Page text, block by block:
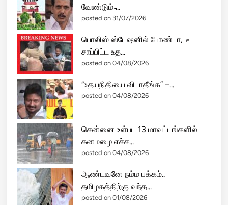
வேண்டும் ̵...
posted on 31/07/2026
பொலிஸ் ஸ்டேஷனில் போண்டா, டீ
சாப்பிட்ட உத...
posted on 04/08/2026
“உதயநிதியை விடாதீங்க” –...
posted on 04/08/2026
சென்னை உள்பட 13 மாவட்டங்களில்
கனமழை எச்ச...
posted on 04/08/2026
ஆண்டவனே நம்ம பக்கம்..
தமிழகத்திற்கு வந்த...
posted on 01/08/2026